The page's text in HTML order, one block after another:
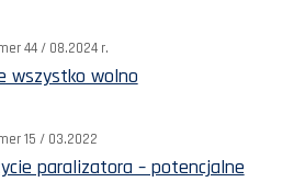
44 / 08.2024 r.
wszystko wolno
15 / 03.2022
paralizatora – potencjalne